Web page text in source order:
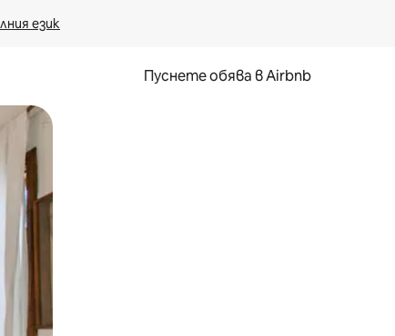
език
Пуснете обява в Airbnb